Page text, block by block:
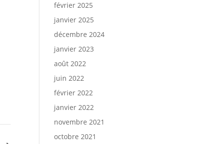
février 2025
janvier 2025
décembre 2024
janvier 2023
août 2022
juin 2022
février 2022
janvier 2022
novembre 2021
octobre 2021